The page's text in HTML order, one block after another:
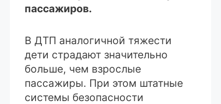
пассажиров.
В ДТП аналогичной тяжести
дети страдают значительно
больше, чем взрослые
пассажиры. При этом штатные
системы безопасности